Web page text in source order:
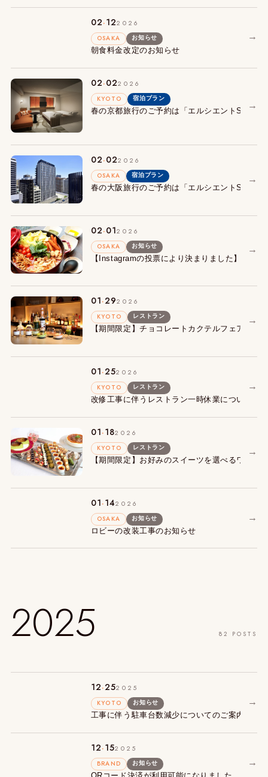
02.122026
OSAKA
お知らせ
朝食料金改定のお知らせ
→
02.022026
KYOTO
宿泊プラン
春の京都旅行のご予約は「エルシエントSTAY
→
02.022026
OSAKA
宿泊プラン
春の大阪旅行のご予約は「エルシエントSTAY
→
02.012026
OSAKA
お知らせ
【Instagramの投票により決まりました】朝食
→
01.292026
KYOTO
レストラン
【期間限定】チョコレートカクテルフェアを開
→
01.252026
KYOTO
レストラン
改修工事に伴うレストラン一時休業についての
→
01.182026
KYOTO
レストラン
【期間限定】お好みのスイーツを選べるワゴン
→
01.142026
OSAKA
お知らせ
ロビーの改装工事のお知らせ
→
2025 82 POSTS
12.252025
KYOTO
お知らせ
工事に伴う駐車台数減少についてのご案内
→
12.152025
BRAND
お知らせ →